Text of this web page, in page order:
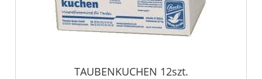
TAUBENKUCHEN 12szt.